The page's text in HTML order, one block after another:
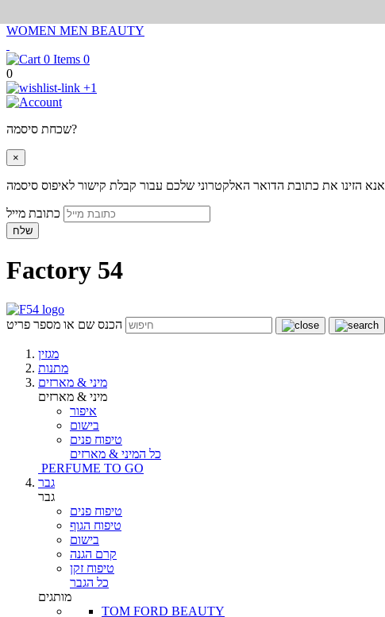
WOMEN MEN BEAUTY
0
0
+1
שכחת סיסמה?
×
אנא הזינו את כתובת הדואר האלקטרוני שלכם עבור קבלת קישור לאיפוס סיסמה
שלח
Factory 54
הכנס שם או מספר פריט
מגזין
מתנות
מיני & מארזים
מיני & מארזים
איפור
בישום
טיפוח פנים
כל המיני & מארזים
PERFUME TO GO
גבר
גבר
טיפוח פנים
טיפוח הגוף
בישום
קרם הגנה
טיפוח זקן
כל הגבר
מותגים
TOM FORD BEAUTY